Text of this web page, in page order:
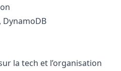
DynamoDB
la tech et l’organisation